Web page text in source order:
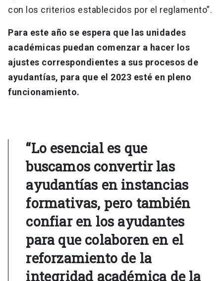
con los criterios establecidos por el reglamento”.
Para este año se espera que las unidades
académicas puedan comenzar a hacer los
ajustes correspondientes a sus procesos de
ayudantías, para que el 2023 esté en pleno
funcionamiento.
“Lo esencial es que
buscamos convertir las
ayudantías en instancias
formativas, pero también
confiar en los ayudantes
para que colaboren en el
reforzamiento de la
integridad académica de la